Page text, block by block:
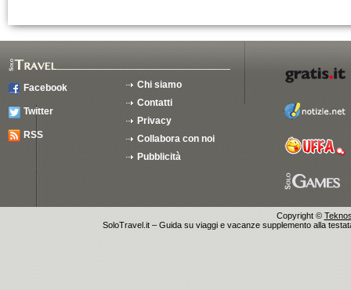
Facebook
Twitter
RSS
Chi siamo
Contatti
Privacy
Collabora con noi
Pubblicità
Copyright ©
SoloTravel.it – Guida su viaggi e vacanze supplemento alla